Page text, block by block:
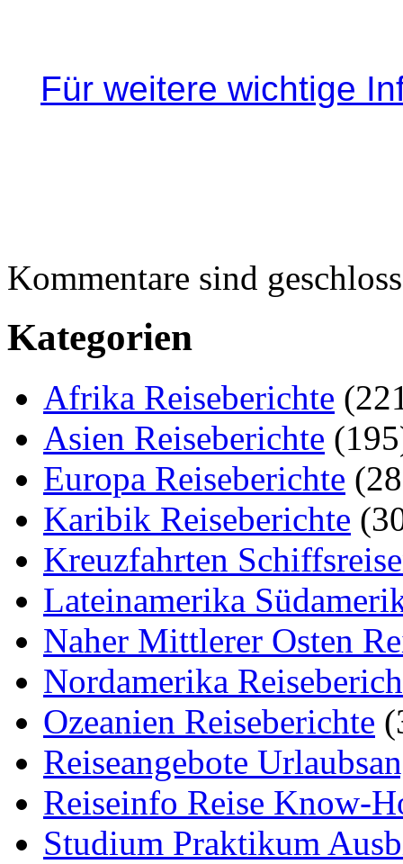
Für weitere wichtige
Kommentare sind
Kategorien
Afrika Reiseberichte
Asien Reiseberichte
Europa Reiseberichte
Karibik Reiseberichte
Kreuzfahrten
Lateinamerika
Naher Mittlerer Osten
Nordamerika
Ozeanien Reiseberichte
Reiseangebote
Reiseinfo Reise Know-
Studium Praktikum